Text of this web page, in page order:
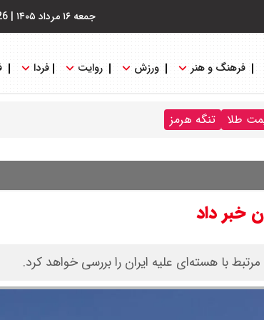
جمعه ۱۶ مرداد ۱۴۰۵ |
فرهنگ و هنر ورزش روایت فردا
طلا تنگه هرمز
خبر داد
با هسته‌ای علیه ایران را بررسی خواهد کرد.